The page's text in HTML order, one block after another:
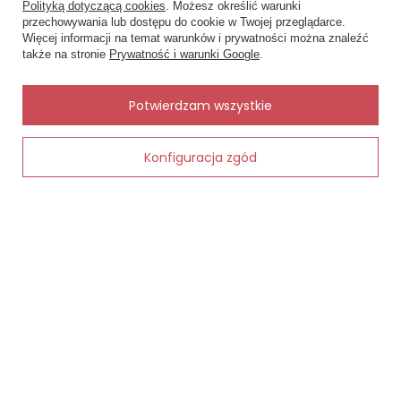
Dodaj do koszyka
Status zamówienia
Śledzenie przesyłki
Chcę zareklamować produkt
Chcę zwrócić produkt
Kontakt
×
✨ Asystent zakupowy
Napisz czego szukasz — pokażę
gotowe propozycje.
Polityką dotyczącą cookies. Możesz określić warunki
przechowywania lub dostępu do cookie w Twojej przeglądarce.
Więcej informacji na temat warunków i prywatności można znaleźć
także na stronie Prywatność i warunki Google.
Konfiguracja zgód
Potwierdzam wszystkie